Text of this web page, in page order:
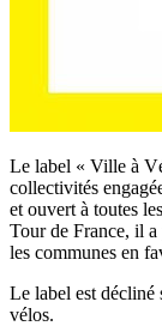
Le label « Ville à
collectivités
et ouvert à toutes
Tour de France, il a
les communes en
Le label est décliné
vélos.